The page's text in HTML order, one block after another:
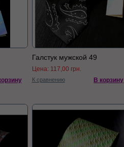
Галстук мужской 49
Цена: 117,00 грн.
К сравнению В корзину